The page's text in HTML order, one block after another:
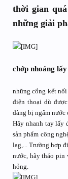
thời gian
những giải
chớp nhoáng
những cổng kết
điện thoại dù
dàng bị ngấm
Hãy nhanh tay lấy
sản phẩm công
lag,... Trường hợp
nước, hãy tháo pin
hỏng.